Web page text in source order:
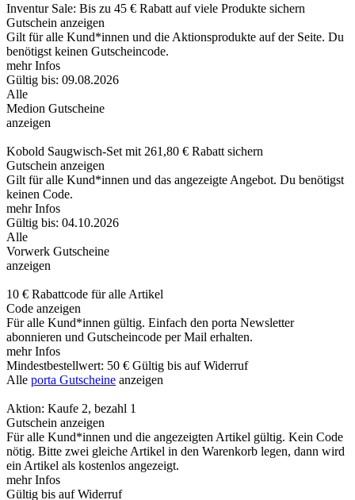
Inventur Sale: Bis zu 45 € Rabatt auf viele Produkte sichern
Gutschein anzeigen
Gilt für alle Kund*innen und die Aktionsprodukte auf der Seite. Du
benötigst keinen Gutscheincode.
mehr Infos
Gültig bis: 09.08.2026
Alle
Medion Gutscheine
anzeigen
Kobold Saugwisch-Set mit 261,80 € Rabatt sichern
Gutschein anzeigen
Gilt für alle Kund*innen und das angezeigte Angebot. Du benötigst
keinen Code.
mehr Infos
Gültig bis: 04.10.2026
Alle
Vorwerk Gutscheine
anzeigen
10 € Rabattcode für alle Artikel
Code anzeigen
Für alle Kund*innen gültig. Einfach den porta Newsletter
abonnieren und Gutscheincode per Mail erhalten.
mehr Infos
Mindestbestellwert: 50 € Gültig bis auf Widerruf
Alle porta Gutscheine anzeigen
Aktion: Kaufe 2, bezahl 1
Gutschein anzeigen
Für alle Kund*innen und die angezeigten Artikel gültig. Kein Code
nötig. Bitte zwei gleiche Artikel in den Warenkorb legen, dann wird
ein Artikel als kostenlos angezeigt.
mehr Infos
Gültig bis auf Widerruf